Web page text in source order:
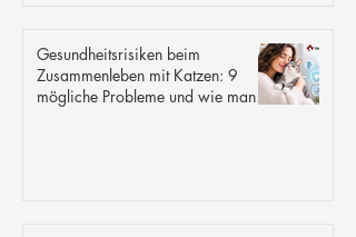
Gesundheitsrisiken beim
Zusammenleben mit Katzen: 9
mögliche Probleme und wie man